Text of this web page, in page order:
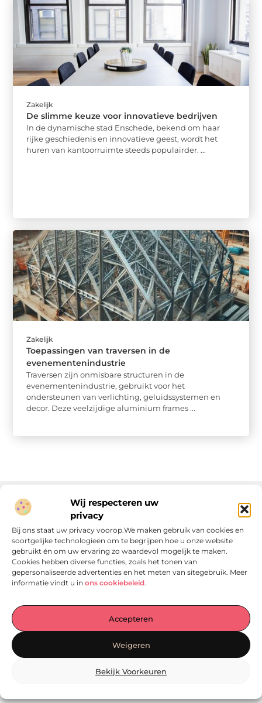
Wij respecteren uw
privacy
Bij ons staat uw privacy voorop.We maken gebruik van cookies en
soortgelijke technologieën om te begrijpen hoe u onze website
gebruikt én om uw ervaring zo waardevol mogelijk te maken.
Cookies hebben diverse functies, zoals het tonen van
gepersonaliseerde advertenties en het meten van sitegebruik. Meer
informatie vindt u in ons cookiebeleid.
Accepteren
Weigeren
Bekijk Voorkeuren
Zakelijk
De slimme keuze voor innovatieve bedrijven
In de dynamische stad Enschede, bekend om haar
rijke geschiedenis en innovatieve geest, wordt het
huren van kantoorruimte steeds populairder. ...
Zakelijk
Toepassingen van traversen in de
evenementenindustrie
Traversen zijn onmisbare structuren in de
evenementenindustrie, gebruikt voor het
ondersteunen van verlichting, geluidssystemen en
decor. Deze veelzijdige aluminium frames ...
zetten
, praktische tips waar je écht iets aan hebt en artikelen
vandaag opLocomo.nl
Onze informatie